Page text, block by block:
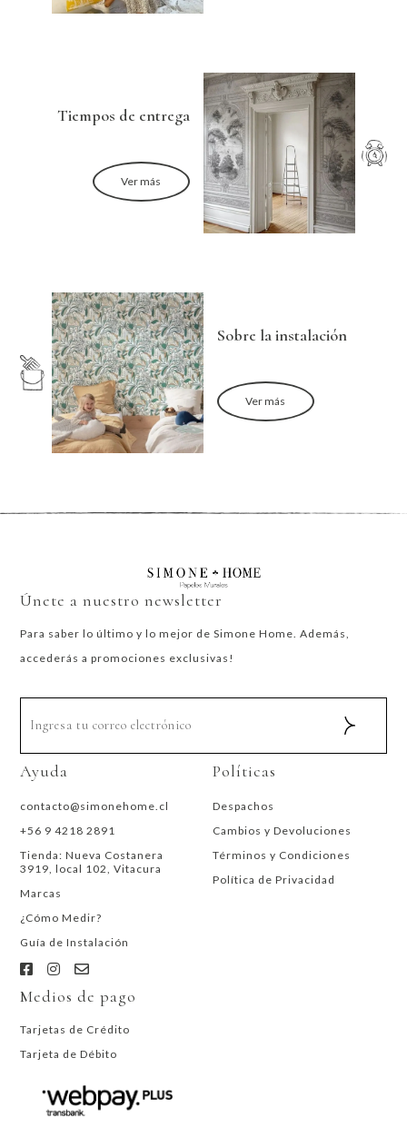
Tiempos de entrega
Ver más
Sobre la instalación
Ver más
Únete a nuestro newsletter
Para saber lo último y lo mejor de Simone Home. Además,
accederás a promociones exclusivas!
Ayuda
contacto@simonehome.cl
+56 9 4218 2891
Tienda: Nueva Costanera
3919, local 102, Vitacura
Marcas
¿Cómo Medir?
Guía de Instalación
Políticas
Despachos
Cambios y Devoluciones
Términos y Condiciones
Política de Privacidad
Medios de pago
Tarjetas de Crédito
Tarjeta de Débito